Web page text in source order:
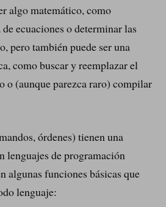
algo matemático, como
ecuaciones o determinar las
pero también puede ser una
como buscar y reemplazar el
o (aunque parezca raro) compilar
órdenes) tienen una
lenguajes de programación
algunas funciones básicas que
lenguaje: